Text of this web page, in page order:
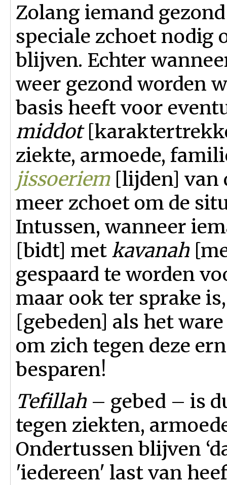
Zolang iemand
speciale zchoet nodig
blijven. Echter
weer gezond worden
basis heeft voor
middot
ziekte, armoede,
jissoeriem[lijden] van
meer zchoet om de
Intussen, wanneer
[bidt] met kavanah
gespaard te worden
maar ook ter sprake
[gebeden] als het
om zich tegen deze
besparen!
Tefillah– gebed – is
tegen ziekten,
Ondertussen blijven
'iedereen' last van